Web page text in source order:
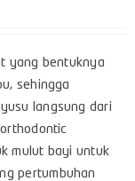
yang bentuknya
sehingga
langsung dari
mulut bayi untuk
pertumbuhan